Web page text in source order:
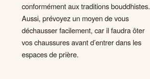
conformément aux traditions bouddhistes.
Aussi, prévoyez un moyen de vous
déchausser facilement, car il faudra ôter
vos chaussures avant d’entrer dans les
espaces de prière.